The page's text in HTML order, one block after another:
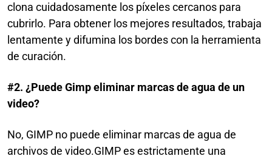
clona cuidadosamente los píxeles cercanos para
cubrirlo. Para obtener los mejores resultados, trabaja
lentamente y difumina los bordes con la herramienta
de curación.
#2. ¿Puede Gimp eliminar marcas de agua de un
video?
No, GIMP no puede eliminar marcas de agua de
archivos de video.GIMP es estrictamente una